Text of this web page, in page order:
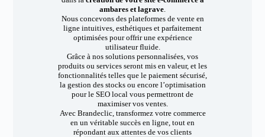
ambares et lagrave.
Nous concevons des plateformes de vente en
ligne intuitives, esthétiques et parfaitement
optimisées pour offrir une expérience
utilisateur fluide.
Grâce à nos solutions personnalisées, vos
produits ou services seront mis en valeur, et les
fonctionnalités telles que le paiement sécurisé,
la gestion des stocks ou encore l’optimisation
pour le SEO local vous permettront de
maximiser vos ventes.
Avec Brandeclic, transformez votre commerce
en un véritable succès en ligne, tout en
répondant aux attentes de vos clients